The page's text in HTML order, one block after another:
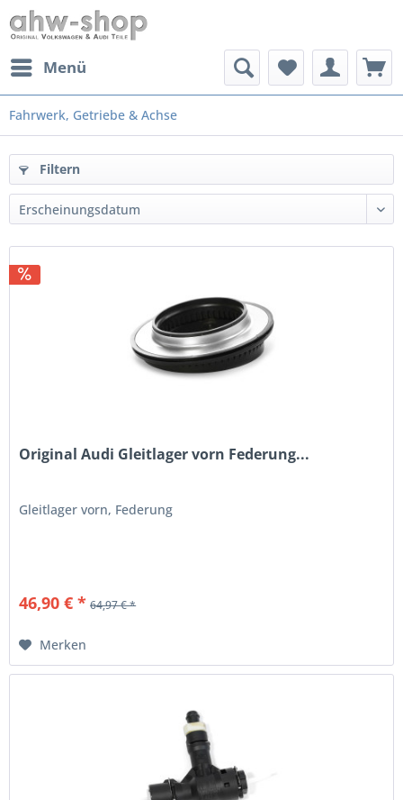
Menü
Fahrwerk, Getriebe & Achse
Filtern
Original Audi Gleitlager vorn Federung...
Gleitlager vorn, Federung
46,90 € * 64,97 € *
Merken